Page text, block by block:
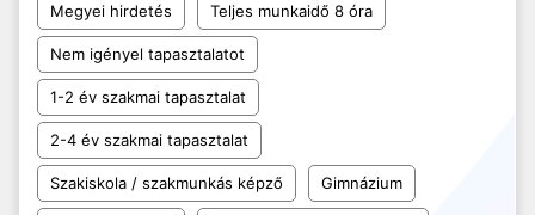
Megyei hirdetés Teljes munkaidő 8 óra
Nem igényel tapasztalatot
1-2 év szakmai tapasztalat
2-4 év szakmai tapasztalat
Szakiskola / szakmunkás képző Gimnázium